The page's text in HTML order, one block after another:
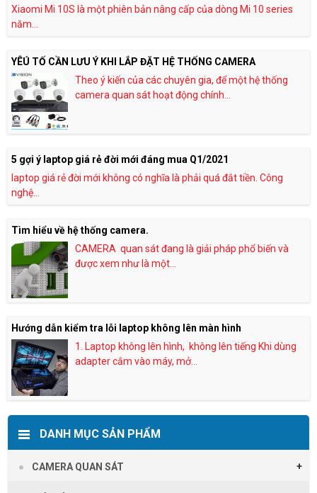
Xiaomi Mi 10S là một phiên bản nâng cấp của dòng Mi 10 series
năm...
YÊÚ TỐ CẦN LƯU Ý KHI LẮP ĐẶT HỆ THỐNG CAMERA
Theo ý kiến của các chuyên gia, để một hệ thống
camera quan sát hoạt động chính...
5 gợi ý laptop giá rẻ đời mới đáng mua Q1/2021
laptop giá rẻ đời mới không có nghĩa là phải quá đắt tiền. Công
nghệ...
Tìm hiểu về hệ thống camera.
CAMERA quan sát đang là giải pháp phổ biến và
được xem như là một...
Hướng dẫn kiểm tra lỗi laptop không lên màn hình
1. Laptop không lên hình, không lên tiếng Khi dùng
adapter cắm vào máy, mở...
DANH MỤC SẢN PHẨM
CAMERA QUAN SÁT